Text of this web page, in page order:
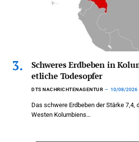
Schweres Erdbeben in
etliche Todesopfer
DTS NACHRICHTENAGENTUR 10/08/2026
Das schwere Erdbeben der Stärke 7,4,
Westen Kolumbiens…